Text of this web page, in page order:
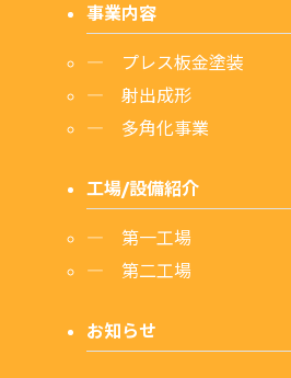
事業内容
プレス板金塗装
射出成形
多角化事業
工場/設備紹介
第一工場
第二工場
お知らせ